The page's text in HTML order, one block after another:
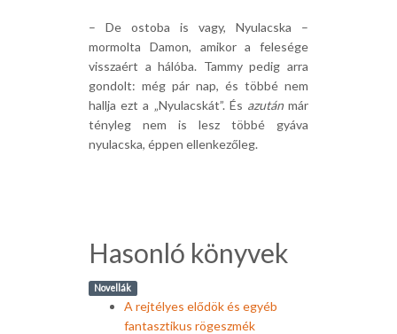
– De ostoba is vagy, Nyulacska –
mormolta Damon, amikor a felesége
visszaért a hálóba. Tammy pedig arra
gondolt: még pár nap, és többé nem
hallja ezt a „Nyulacskát”. És azutánmár
tényleg nem is lesz többé gyáva
nyulacska, éppen ellenkezőleg.
Hasonló könyvek
Novellák
A rejtélyes elődök és egyéb
fantasztikus rögeszmék